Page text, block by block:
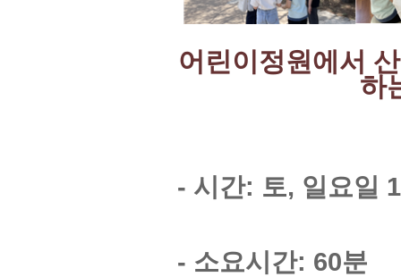
어린이정원에서
하
- 시간: 토, 일요일
- 소요시간: 60분